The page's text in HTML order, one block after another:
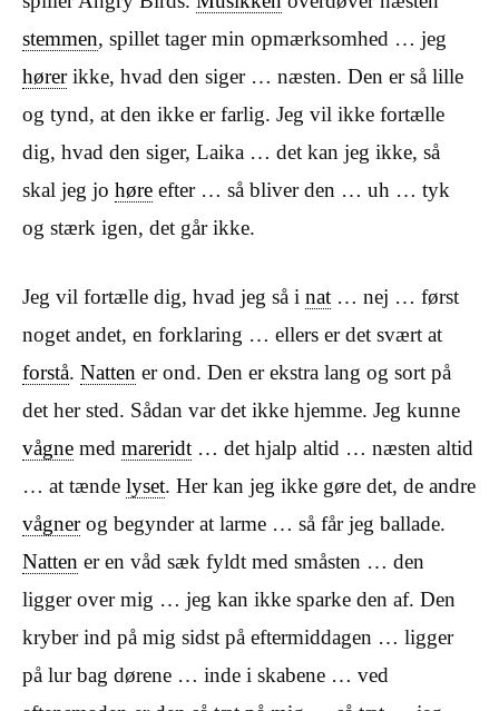
stemmen, spillet tager min opmærksomhed … jeg
hørerikke, hvad den siger … næsten. Den er så lille
og tynd, at den ikke er farlig. Jeg vil ikke fortælle
dig, hvad den siger, Laika … det kan jeg ikke, så
skal jeg jo høre efter … så bliver den … uh … tyk
og stærk igen, det går ikke.
Jeg vil fortælle dig, hvad jeg så i nat … nej … først
noget andet, en forklaring … ellers er det svært at
forstå. Natten er ond. Den er ekstra lang og sort på
det her sted. Sådan var det ikke hjemme. Jeg kunne
vågne med mareridt … det hjalp altid … næsten altid
… at tænde lyset. Her kan jeg ikke gøre det, de andre
vågnerog begynder at larme … så får jeg ballade.
Natten er en våd sæk fyldt med småsten … den
ligger over mig … jeg kan ikke sparke den af. Den
kryber ind på mig sidst på eftermiddagen … ligger
på lur bag dørene … inde i skabene … ved